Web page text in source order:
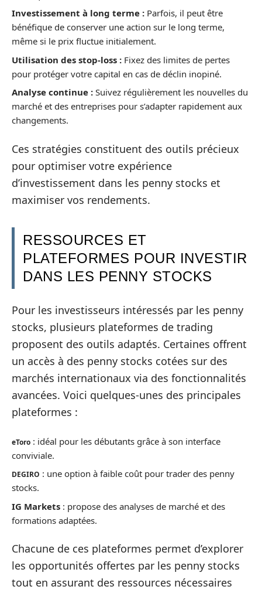
Investissement à long terme : Parfois, il peut être
bénéfique de conserver une action sur le long terme,
même si le prix fluctue initialement.
Utilisation des stop-loss : Fixez des limites de pertes
pour protéger votre capital en cas de déclin inopiné.
Analyse continue : Suivez régulièrement les nouvelles du
marché et des entreprises pour s’adapter rapidement aux
changements.
Ces stratégies constituent des outils précieux
pour optimiser votre expérience
d’investissement dans les penny stocks et
maximiser vos rendements.
RESSOURCES ET
PLATEFORMES POUR INVESTIR
DANS LES PENNY STOCKS
Pour les investisseurs intéressés par les penny
stocks, plusieurs plateformes de trading
proposent des outils adaptés. Certaines offrent
un accès à des penny stocks cotées sur des
marchés internationaux via des fonctionnalités
avancées. Voici quelques-unes des principales
plateformes :
eToro : idéal pour les débutants grâce à son interface
conviviale.
DEGIRO : une option à faible coût pour trader des penny
stocks.
IG Markets : propose des analyses de marché et des
formations adaptées.
Chacune de ces plateformes permet d’explorer
les opportunités offertes par les penny stocks
tout en assurant des ressources nécessaires